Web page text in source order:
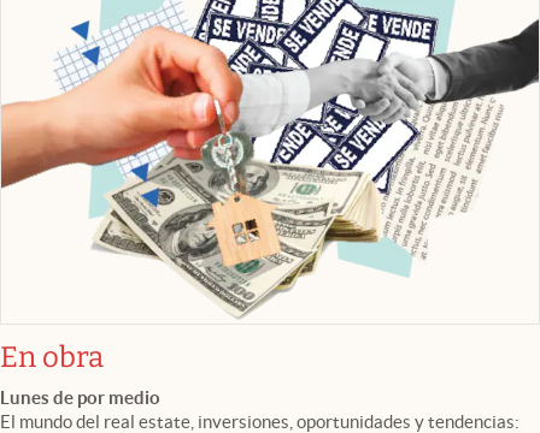
En obra
Lunes de por medio
El mundo del real estate, inversiones, oportunidades y tendencias: